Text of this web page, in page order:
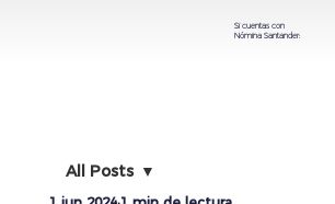
Si cuentas con
Nómina Santander:
All Posts